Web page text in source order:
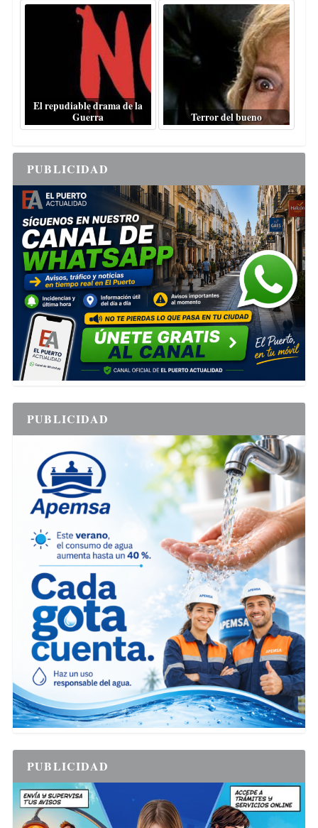
El repudiable drama de la
Guerra
Terror del bueno
PUBLICIDAD
PUBLICIDAD
PUBLICIDAD